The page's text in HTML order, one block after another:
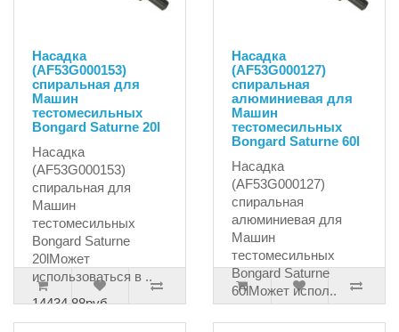
Насадка
(AF53G000153)
спиральная для
Машин
тестомесильных
Bongard Saturne 20l
Насадка
(AF53G000153)
спиральная для
Машин
тестомесильных
Bongard Saturne
20lМожет
использоваться в ..
14434.88руб.
Насадка
(AF53G000127)
спиральная
алюминиевая для
Машин
тестомесильных
Bongard Saturne 60l
Насадка
(AF53G000127)
спиральная
алюминиевая для
Машин
тестомесильных
Bongard Saturne
60lМожет испол..